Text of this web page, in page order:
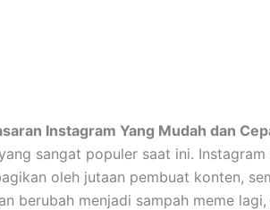
Instagram Yang Mudah dan
sangat populer saat ini.
oleh jutaan pembuat konten,
berubah menjadi sampah meme